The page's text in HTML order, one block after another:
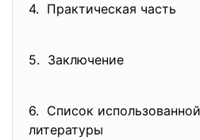
4.
5. Заключение
6. Список использованной
литературы